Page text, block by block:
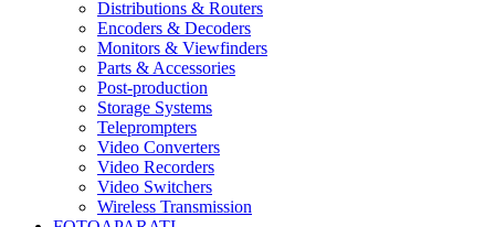
Distributions & Routers
Encoders & Decoders
Monitors & Viewfinders
Parts & Accessories
Post-production
Storage Systems
Teleprompters
Video Converters
Video Recorders
Video Switchers
Wireless Transmission